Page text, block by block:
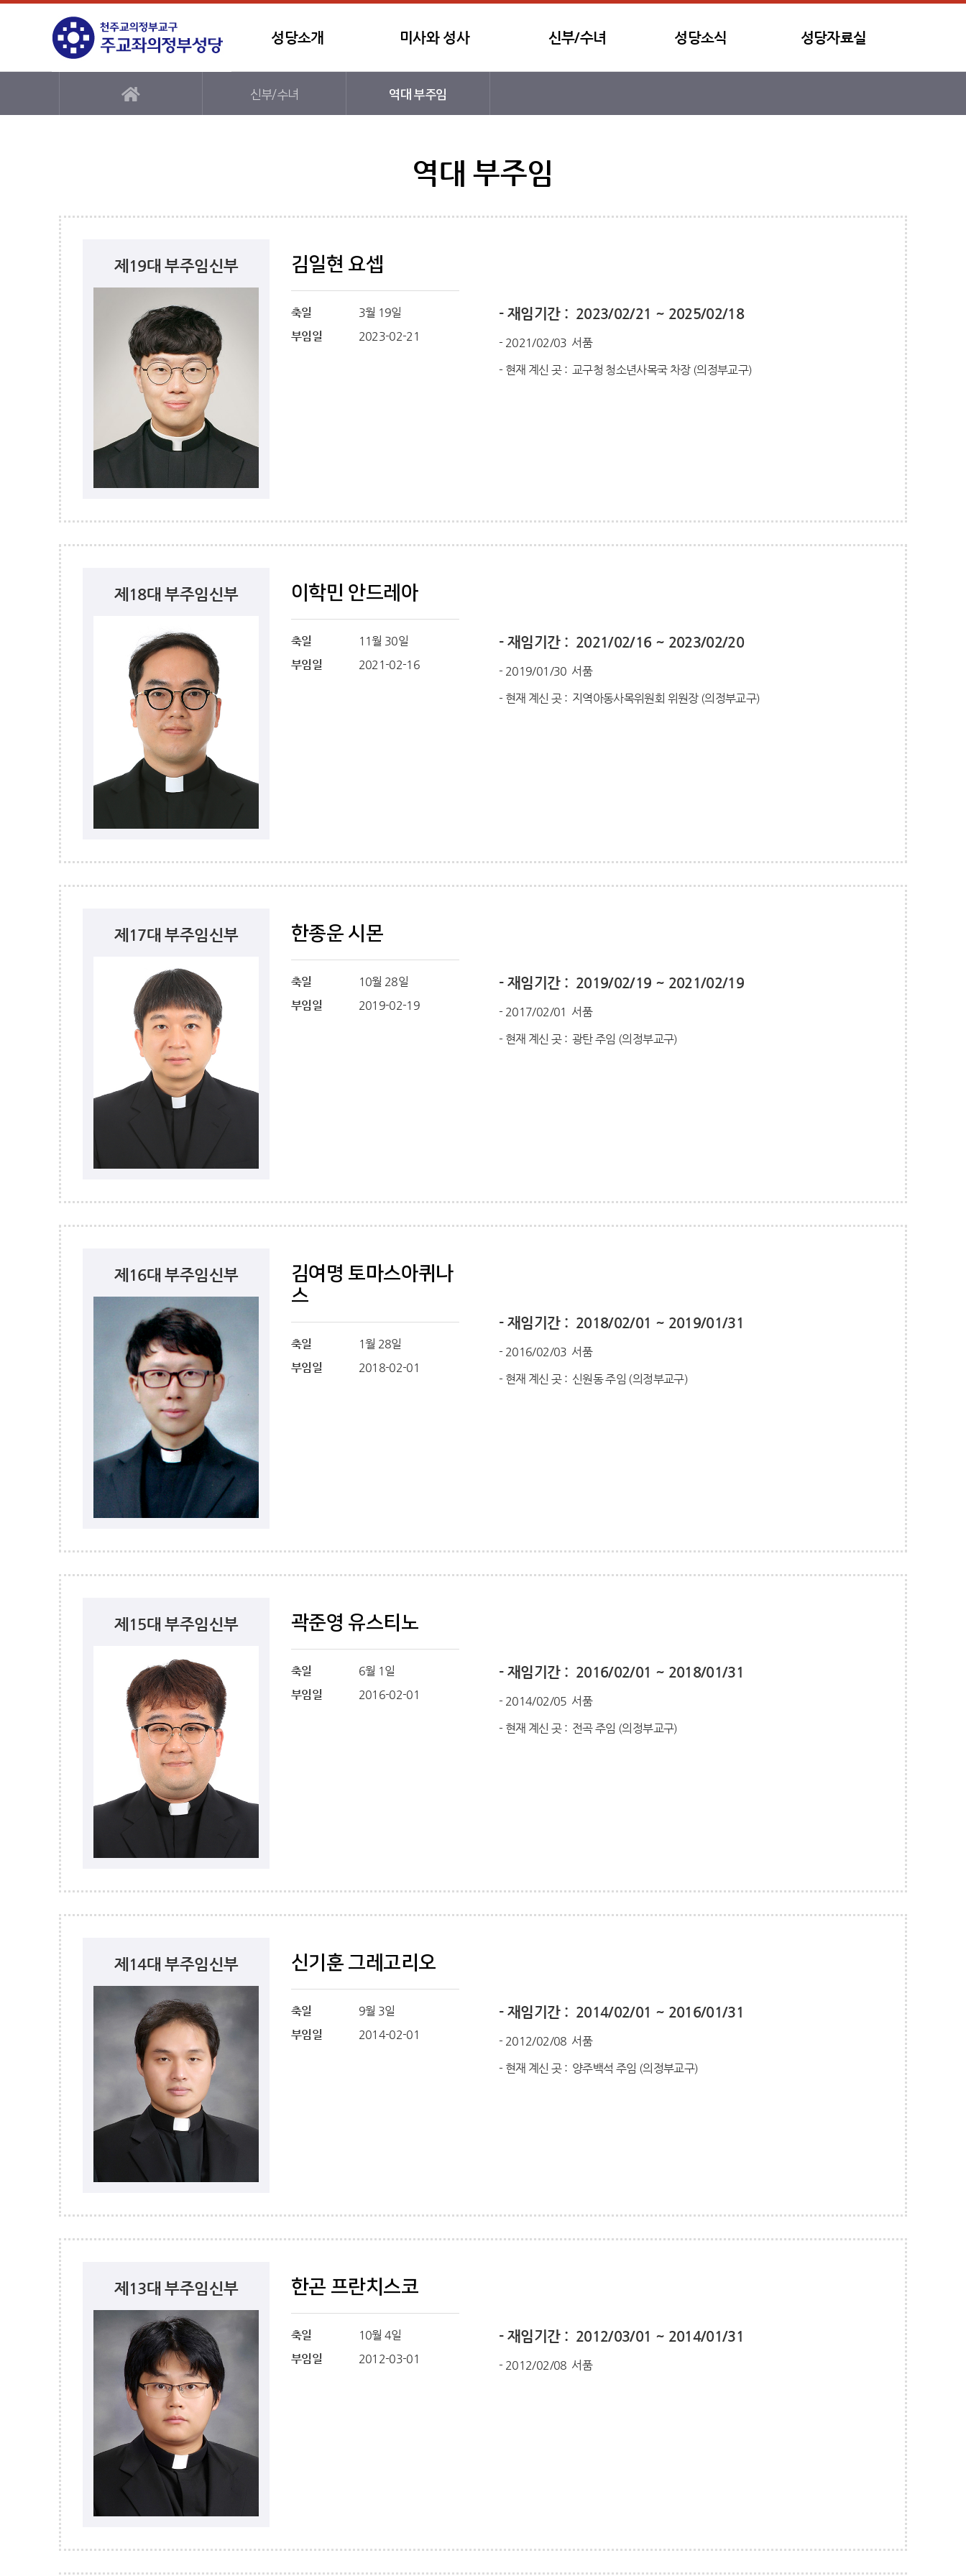
성당소개 미사와 성사 신부/수녀 성당소식 성당자료실
신부/수녀 역대 부주임
역대 부주임
제19대 부주임신부 김일현 요셉
축일
3월 19일
부임일
2023-02-21
- 재임기간 : 2023/02/21 ~ 2025/02/18
- 2021/02/03 서품
- 현재 계신 곳 : 교구청 청소년사목국 차장 (의정부교구)
제18대 부주임신부 이학민 안드레아
축일
11월 30일
부임일
2021-02-16
- 재임기간 : 2021/02/16 ~ 2023/02/20
- 2019/01/30 서품
- 현재 계신 곳 : 지역아동사목위원회 위원장 (의정부교구)
제17대 부주임신부 한종운 시몬
축일
10월 28일
부임일
2019-02-19
- 재임기간 : 2019/02/19 ~ 2021/02/19
- 2017/02/01 서품
- 현재 계신 곳 : 광탄 주임 (의정부교구)
제16대 부주임신부
김여명 토마스아퀴나
스
축일
1월 28일
부임일
2018-02-01
- 재임기간 : 2018/02/01 ~ 2019/01/31
- 2016/02/03 서품
- 현재 계신 곳 : 신원동 주임 (의정부교구)
제15대 부주임신부 곽준영 유스티노
축일
6월 1일
부임일
2016-02-01
- 재임기간 : 2016/02/01 ~ 2018/01/31
- 2014/02/05 서품
- 현재 계신 곳 : 전곡 주임 (의정부교구)
제14대 부주임신부 신기훈 그레고리오
축일
9월 3일
부임일
2014-02-01
- 재임기간 : 2014/02/01 ~ 2016/01/31
- 2012/02/08 서품
- 현재 계신 곳 : 양주백석 주임 (의정부교구)
제13대 부주임신부 한곤 프란치스코
축일
10월 4일
부임일
2012-03-01
- 재임기간 : 2012/03/01 ~ 2014/01/31
- 2012/02/08 서품